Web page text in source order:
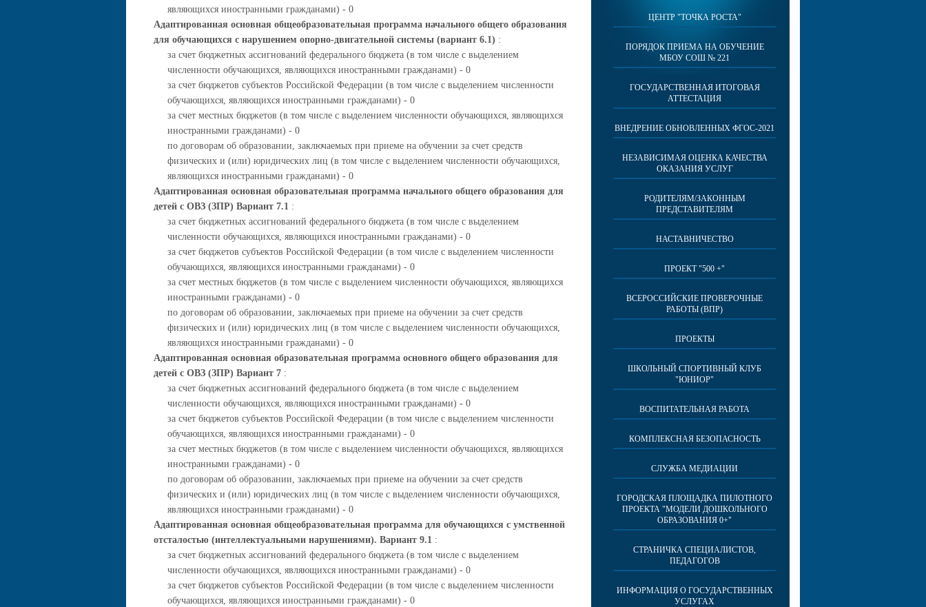
являющихся иностранными гражданами) - 0
Адаптированная основная общеобразовательная программа начального общего образования
для обучающихся с нарушением опорно-двигательной системы (вариант 6.1) :
за счет бюджетных ассигнований федерального бюджета (в том числе с выделением
численности обучающихся, являющихся иностранными гражданами) - 0
за счет бюджетов субъектов Российской Федерации (в том числе с выделением численности
обучающихся, являющихся иностранными гражданами) - 0
за счет местных бюджетов (в том числе с выделением численности обучающихся, являющихся
иностранными гражданами) - 0
по договорам об образовании, заключаемых при приеме на обучении за счет средств
физических и (или) юридических лиц (в том числе с выделением численности обучающихся,
являющихся иностранными гражданами) - 0
Адаптированная основная образовательная программа начального общего образования для
детей с ОВЗ (ЗПР) Вариант 7.1 :
за счет бюджетных ассигнований федерального бюджета (в том числе с выделением
численности обучающихся, являющихся иностранными гражданами) - 0
за счет бюджетов субъектов Российской Федерации (в том числе с выделением численности
обучающихся, являющихся иностранными гражданами) - 0
за счет местных бюджетов (в том числе с выделением численности обучающихся, являющихся
иностранными гражданами) - 0
по договорам об образовании, заключаемых при приеме на обучении за счет средств
физических и (или) юридических лиц (в том числе с выделением численности обучающихся,
являющихся иностранными гражданами) - 0
Адаптированная основная образовательная программа основного общего образования для
детей с ОВЗ (ЗПР) Вариант 7 :
за счет бюджетных ассигнований федерального бюджета (в том числе с выделением
численности обучающихся, являющихся иностранными гражданами) - 0
за счет бюджетов субъектов Российской Федерации (в том числе с выделением численности
обучающихся, являющихся иностранными гражданами) - 0
за счет местных бюджетов (в том числе с выделением численности обучающихся, являющихся
иностранными гражданами) - 0
по договорам об образовании, заключаемых при приеме на обучении за счет средств
физических и (или) юридических лиц (в том числе с выделением численности обучающихся,
являющихся иностранными гражданами) - 0
Адаптированная основная общеобразовательная программа для обучающихся с умственной
отсталостью (интеллектуальными нарушениями). Вариант 9.1 :
за счет бюджетных ассигнований федерального бюджета (в том числе с выделением
численности обучающихся, являющихся иностранными гражданами) - 0
за счет бюджетов субъектов Российской Федерации (в том числе с выделением численности
обучающихся, являющихся иностранными гражданами) - 0
ЦЕНТР "ТОЧКА РОСТА"
ПОРЯДОК ПРИЕМА НА ОБУЧЕНИЕ
МБОУ СОШ № 221
ГОСУДАРСТВЕННАЯ ИТОГОВАЯ
АТТЕСТАЦИЯ
ВНЕДРЕНИЕ ОБНОВЛЕННЫХ ФГОС-2021
НЕЗАВИСИМАЯ ОЦЕНКА КАЧЕСТВА
ОКАЗАНИЯ УСЛУГ
РОДИТЕЛЯМ/ЗАКОННЫМ
ПРЕДСТАВИТЕЛЯМ
НАСТАВНИЧЕСТВО
ПРОЕКТ "500 +"
ВСЕРОССИЙСКИЕ ПРОВЕРОЧНЫЕ
РАБОТЫ (ВПР)
ПРОЕКТЫ
ШКОЛЬНЫЙ СПОРТИВНЫЙ КЛУБ
"ЮНИОР"
ВОСПИТАТЕЛЬНАЯ РАБОТА
КОМПЛЕКСНАЯ БЕЗОПАСНОСТЬ
СЛУЖБА МЕДИАЦИИ
ГОРОДСКАЯ ПЛОЩАДКА ПИЛОТНОГО
ПРОЕКТА "МОДЕЛИ ДОШКОЛЬНОГО
ОБРАЗОВАНИЯ 0+"
СТРАНИЧКА СПЕЦИАЛИСТОВ,
ПЕДАГОГОВ
ИНФОРМАЦИЯ О ГОСУДАРСТВЕННЫХ
УСЛУГАХ